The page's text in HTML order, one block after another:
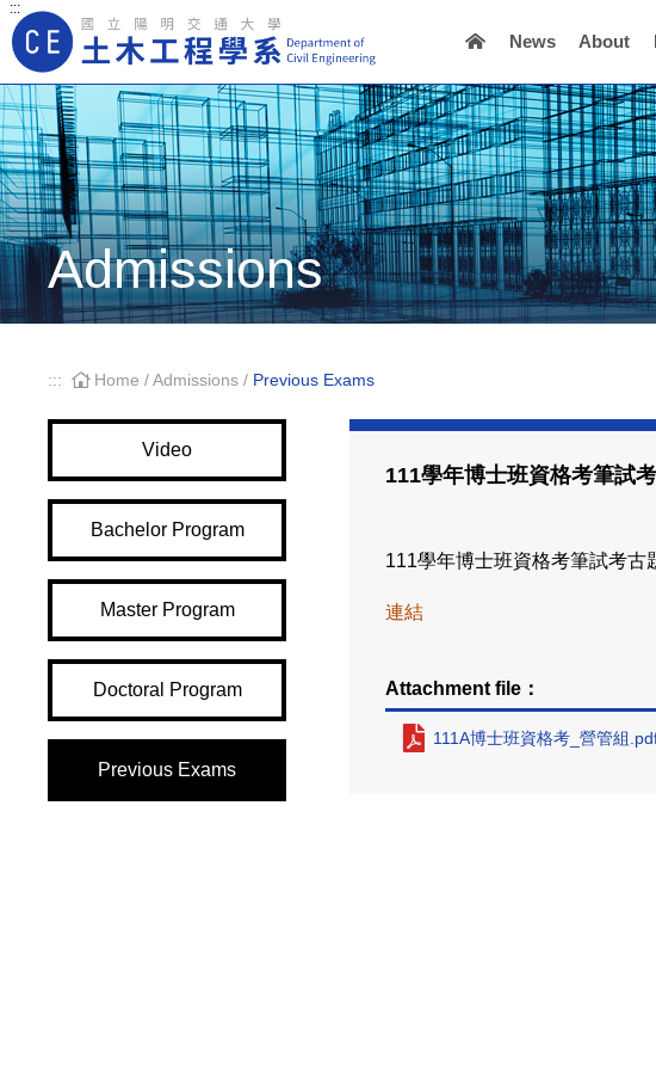
:::
Main Navigation News About
Admissions
::: Home/Admissions / Previous Exams
Video
Bachelor Program
Master Program
Doctoral Program
Previous Exams
111學年博士班資格考筆試
111學年博士班資格考筆試考
連結
Attachment file：
111A博士班資格考_營管組